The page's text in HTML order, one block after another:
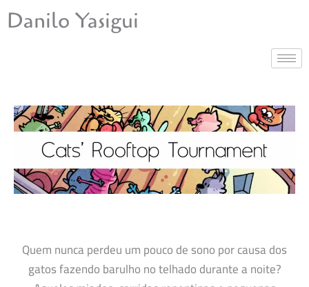
para
Danilo Yasigui
Quem nunca perdeu um pouco de sono por causa dos
gatos fazendo barulho no telhado durante a noite?